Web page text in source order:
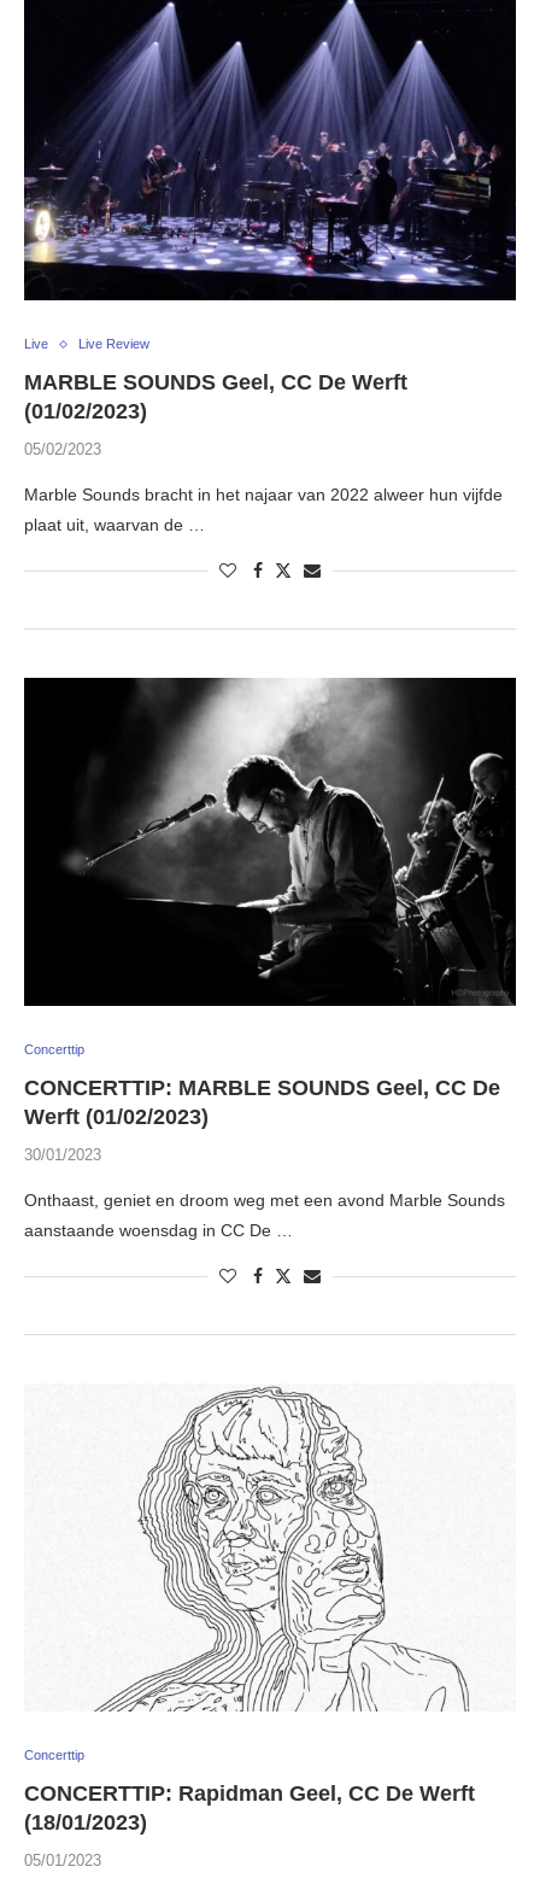
Live Live Review
MARBLE SOUNDS Geel, CC De Werft
(01/02/2023)
05/02/2023
Marble Sounds bracht in het najaar van 2022 alweer hun vijfde
plaat uit, waarvan de …
Concerttip
CONCERTTIP: MARBLE SOUNDS Geel, CC De
Werft (01/02/2023)
30/01/2023
Onthaast, geniet en droom weg met een avond Marble Sounds
aanstaande woensdag in CC De …
Concerttip
CONCERTTIP: Rapidman Geel, CC De Werft
(18/01/2023)
05/01/2023